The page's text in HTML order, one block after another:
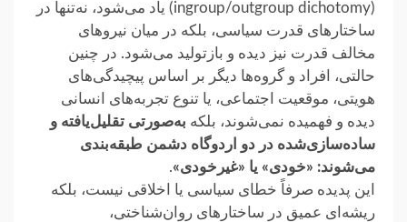
(ingroup/outgroup dichotomy) ‎یاد می‌شود، نه‌تنها در
ساختارهای قدرت سیاسی، ‏بلکه در میان نیروهای
مخالف قدرت نیز دیده و بازتولید می‌شود.‏ در چنین
حالتی، افراد و گروه‌ها دیگر بر اساس پیچیدگی‌های
هویتی، موقعیت اجتماعی، یا تنوع تجربه‌های انسانی
دیده و فهمیده ‏نمی‌شوند، بلکه به‌صورتی تقلیل‌یافته و
ساده‌سازی‌شده در دو اردوگاه دشمن طبقه‌بندی
می‌شوند: «خودی» یا «غیر‌خودی».‏
این پدیده صرفاً خطای سیاسی یا اخلاقی نیست، بلکه
ریشه‌ای عمیق در ساختارهای روان‌شناختی،